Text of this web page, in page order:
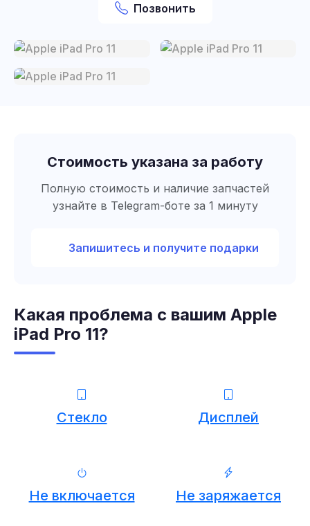
Позвонить
Стоимость указана за работу
Полную стоимость и наличие запчастей
узнайте в Telegram-боте за 1 минуту
Запишитесь и получите подарки
Какая проблема с вашим Apple
iPad Pro 11?
Стекло Дисплей
Не включается Не заряжается